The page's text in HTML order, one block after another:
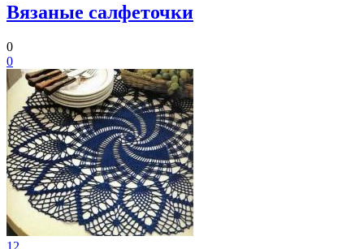
Вязаные салфеточки
0
0
12